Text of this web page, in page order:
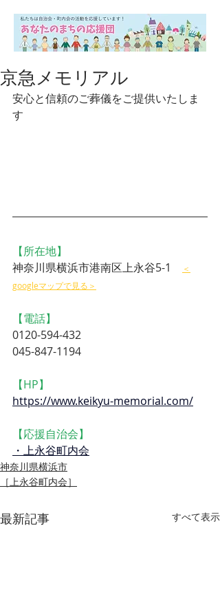
京急メモリアル
安心と信頼のご葬儀をご提供いたしま
す
【所在地】
神奈川県横浜市港南区上永谷5-1
＜
googleマップで見る＞
【電話】
0120-594-432
045-847-1194
【HP】
https://www.keikyu-memorial.com/
【応援自治会】
・上永谷町内会
神奈川県横浜市
［上永谷町内会］
最新記事 すべて表示